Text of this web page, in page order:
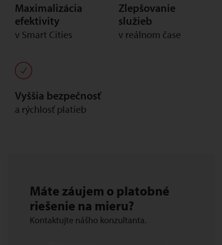
Maximalizácia
efektivity
v Smart Cities
Zlepšovanie
služieb
v reálnom čase
Vyššia bezpečnosť
a rýchlosť platieb
Máte záujem o platobné
riešenie na mieru?
Kontaktujte nášho konzultanta.